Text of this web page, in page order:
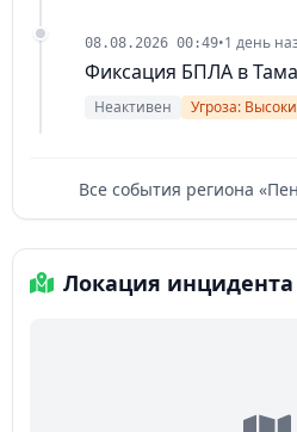
08.08.2026 00:49•1 день
Фиксация БПЛА в
Неактивен Угроза:
Все события региона
Локация инцидента